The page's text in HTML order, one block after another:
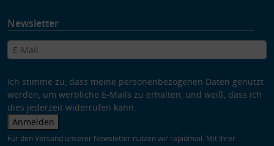
Newsletter
Ich stimme zu, dass meine personenbezogenen Daten genutzt
werden, um werbliche E-Mails zu erhalten, und weiß, dass ich
dies jederzeit widerrufen kann.
Anmelden
Für den Versand unserer Newsletter nutzen wir rapidmail. Mit Ihrer